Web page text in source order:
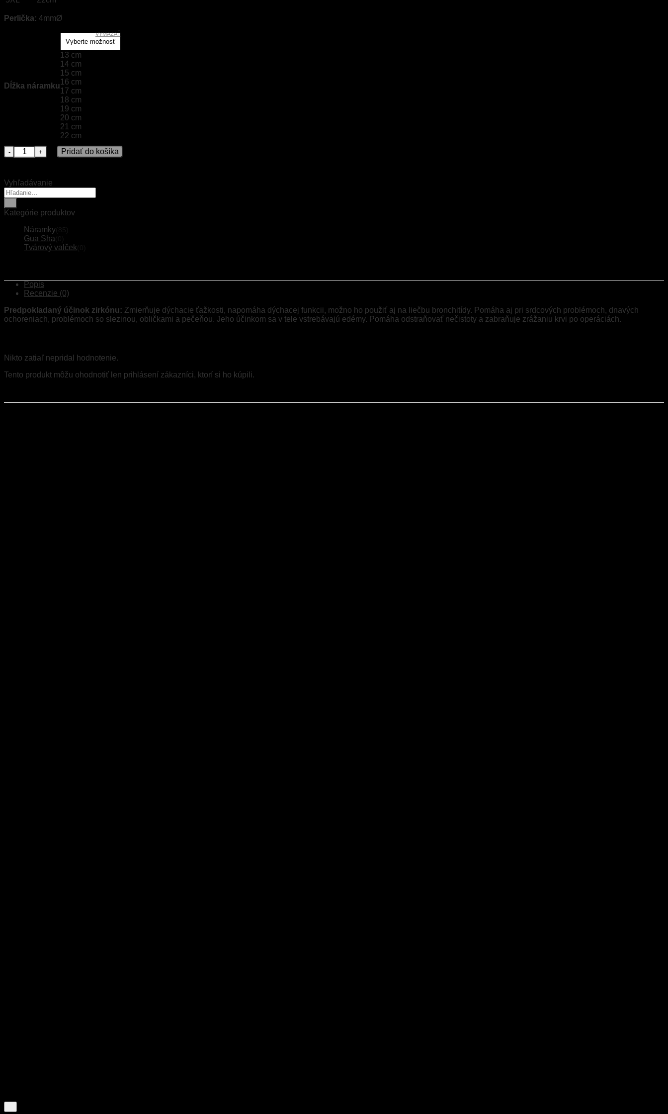
Perlička: 4mmØ
Dĺžka náramku
13 cm
14 cm
15 cm
16 cm
17 cm
18 cm
19 cm
20 cm
21 cm
22 cm
VYMAZAŤ
množstvo ZirkónPridať do košíka
Vyhľadávanie
Hľadať:
Kategórie produktov
Náramky
Gua Sha
Tvárový valček
Popis
Recenzie (0)
Predpokladaný účinok zirkónu: Zmierňuje dýchacie ťažkosti, napomáha dýchacej funkcii, možno ho použiť aj na liečbu bronchitídy. Pomáha aj pri srdcových problémoch, dnavých
ochoreniach, problémoch so slezinou, obličkami a pečeňou. Jeho účinkom sa v tele vstrebávajú edémy. Pomáha odstraňovať nečistoty a zabraňuje zrážaniu krvi po operáciách.
Nikto zatiaľ nepridal hodnotenie.
Tento produkt môžu ohodnotiť len prihlásení zákazníci, ktorí si ho kúpili.